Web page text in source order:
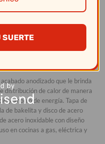
N18 – Record
anodizado que le brinda
distribución de calor de manera
y ahorro de energía. Tapa de
de bakelita y disco de acero
acero inoxidable con diseño
en cocinas a gas, eléctrica y
SUERTE